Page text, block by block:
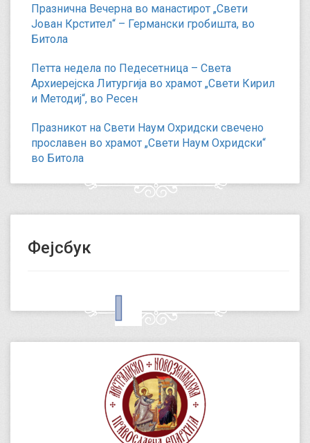
Празнична Вечерна во манастирот „Свети
Јован Крстител“ – Германски гробишта, во
Битола
Петта недела по Педесетница – Света
Архиерејска Литургија во храмот „Свети Кирил
и Методиј“, во Ресен
Празникот на Свети Наум Охридски свечено
прославен во храмот „Свети Наум Охридски“
во Битола
Фејсбук